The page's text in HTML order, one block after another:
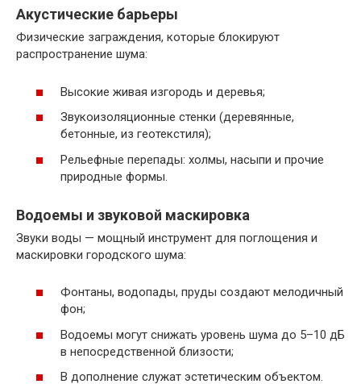
Акустические барьеры
Физические заграждения, которые блокируют
распространение шума:
Высокие живая изгородь и деревья;
Звукоизоляционные стенки (деревянные,
бетонные, из геотекстиля);
Рельефные перепады: холмы, насыпи и прочие
природные формы.
Водоемы и звуковой маскировка
Звуки воды — мощный инструмент для поглощения и
маскировки городского шума:
Фонтаны, водопады, пруды создают мелодичный
фон;
Водоемы могут снижать уровень шума до 5–10 дБ
в непосредственной близости;
В дополнение служат эстетическим объектом.